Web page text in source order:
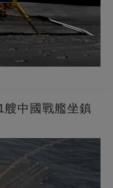
艘中國戰艦坐鎮